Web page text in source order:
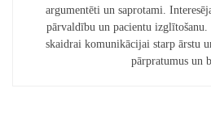
argumentēti un saprotami.
pārvaldību un pacientu
skaidrai komunikācijai starp ārstu
pārpratumus un